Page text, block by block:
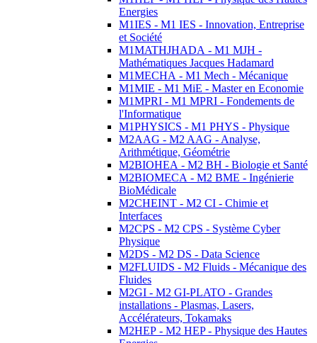
Energies
M1IES - M1 IES - Innovation, Entreprise
et Société
M1MATHJHADA - M1 MJH -
Mathématiques Jacques Hadamard
M1MECHA - M1 Mech - Mécanique
M1MIE - M1 MiE - Master en Economie
M1MPRI - M1 MPRI - Fondements de
l'Informatique
M1PHYSICS - M1 PHYS - Physique
M2AAG - M2 AAG - Analyse,
Arithmétique, Géométrie
M2BIOHEA - M2 BH - Biologie et Santé
M2BIOMECA - M2 BME - Ingénierie
BioMédicale
M2CHEINT - M2 CI - Chimie et
Interfaces
M2CPS - M2 CPS - Système Cyber
Physique
M2DS - M2 DS - Data Science
M2FLUIDS - M2 Fluids - Mécanique des
Fluides
M2GI - M2 GI-PLATO - Grandes
installations - Plasmas, Lasers,
Accélérateurs, Tokamaks
M2HEP - M2 HEP - Physique des Hautes